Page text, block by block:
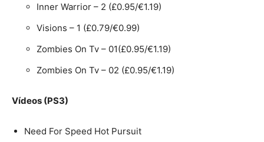
Inner Warrior – 2 (£0.95/€1.19)
Visions – 1 (£0.79/€0.99)
Zombies On Tv – 01(£0.95/€1.19)
Zombies On Tv – 02 (£0.95/€1.19)
Vídeos (PS3)
Need For Speed Hot Pursuit